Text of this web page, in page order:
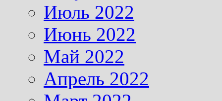
Июль 2022
Июнь 2022
Май 2022
Апрель 2022